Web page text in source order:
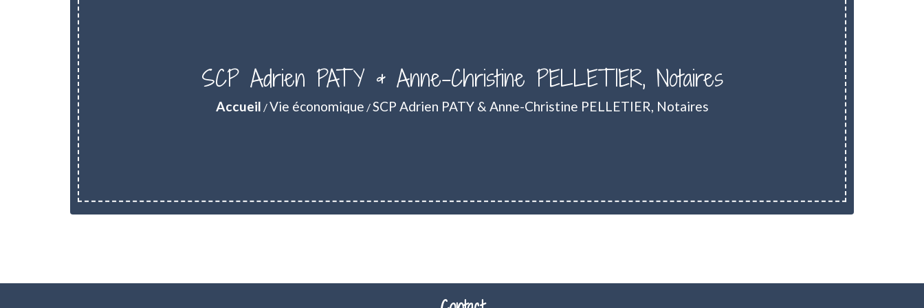
SCP Adrien PATY & Anne-Christine PELLETIER, Notaires
Accueil /Vie économique /SCP Adrien PATY & Anne-Christine PELLETIER, Notaires